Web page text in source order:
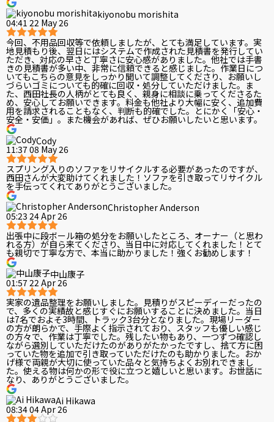
kiyonobu morishita
04:41 22 May 26
今回、不用品回収等で依頼しましたが、とても満足しています。実
地見積もり後、翌日にはシステムで作成された見積書を発行してい
ただき、対応の早さと丁寧さに安心感がありました。他社では手書
きの見積書が多い中、非常に信頼できると感じました。作業日につ
いてもこちらの意見をしっかり聞いて調整してくださり、お願いし
づらいゴミについても的確に回収・処分していただけました。ま
た、西田社長の人柄がとても良く、親身に相談に乗ってくださるた
め、安心してお願いできます。料金も他社より大幅に安く、追加費
用を請求されることもなく、判断も的確でした。とにかく「安心・
安全・安価」。また機会があれば、ぜひお願いしたいと思います。
Cody
11:37 08 May 26
スプリング入りのソファをリサイクルする必要があったのですが、
西田さんが大変助けてくれました！ソファを引き取ってリサイクル
を手伝ってくれてありがとうございました。
Christopher Anderson
05:23 24 Apr 26
出張中に段ボール箱の処分をお願いしたところ、オーナー（と思わ
れる方）が自ら来てくださり、当日中に対応してくれました！とて
も親切で丁寧な方で、本当に助かりました！強くお勧めします！
中山康子
01:57 22 Apr 26
実家の遺品整理をお願いしました。見積りがスピーディーだったの
で、多くの実績故と感じすぐにお願いすることに決めました。当日
は7名でおよそ3時間、トラック3台分となりました。現場リーダー
の方が朗らかで、手際よく指示されており、スタッフも優しい感じ
の方々で、作業は丁寧でした。残したい物もあり、一つずつ確認し
ながら選別していただけたのがありがたかったですし、捨て方に困
っていた物を追加で引き取っていただけたのも助かりました。おか
げ様で両親が大切に使っていた品々と気持ちよくお別れできまし
た。使える物は何かの形で役に立つと嬉しいと思います。お世話に
なり、ありがとうございました。
Ai Hikawa
08:34 04 Apr 26